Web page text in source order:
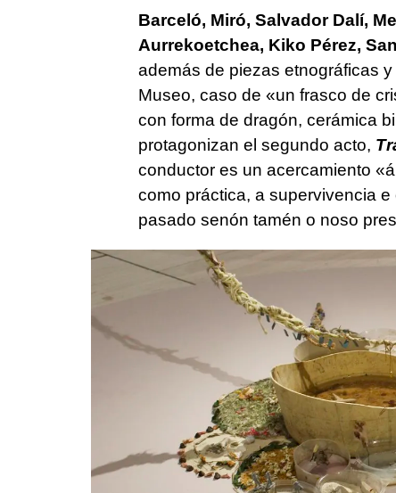
Barceló, Miró, Salvador Dalí,
Aurrekoetchea, Kiko Pérez,
además de piezas etnográficas
Museo, caso de «un frasco de
con forma de dragón, cerámica
protagonizan el segundo acto,
conductor es un acercamiento
como práctica, a supervivencia
pasado senón tamén o noso